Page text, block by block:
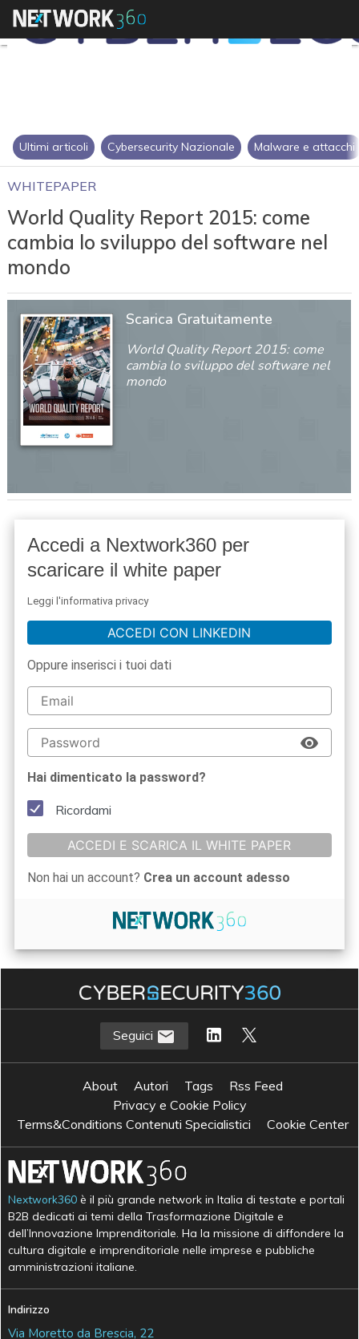
Ultimi articoli Cybersecurity Nazionale Malware e attacchi
WHITEPAPER
World Quality Report 2015: come
cambia lo sviluppo del software nel
mondo
Scarica Gratuitamente
World Quality Report 2015: come
cambia lo sviluppo del software nel
mondo
Accedi a Nextwork360 per
scaricare il white paper
Leggi l'informativa privacy
ACCEDI CON LINKEDIN
Oppure inserisci i tuoi dati
Hai dimenticato la password?
Ricordami
ACCEDI E SCARICA IL WHITE PAPER
Non hai un account? Crea un account adesso
Seguici
About Autori Tags
Rss Feed
Privacy e Cookie Policy
Terms&Conditions Contenuti Specialistici
Cookie Center
Nextwork360 è il più grande network in Italia di testate e portali
B2B dedicati ai temi della Trasformazione Digitale e
dell’Innovazione Imprenditoriale. Ha la missione di diffondere la
cultura digitale e imprenditoriale nelle imprese e pubbliche
amministrazioni italiane.
Indirizzo
Via Moretto da Brescia, 22